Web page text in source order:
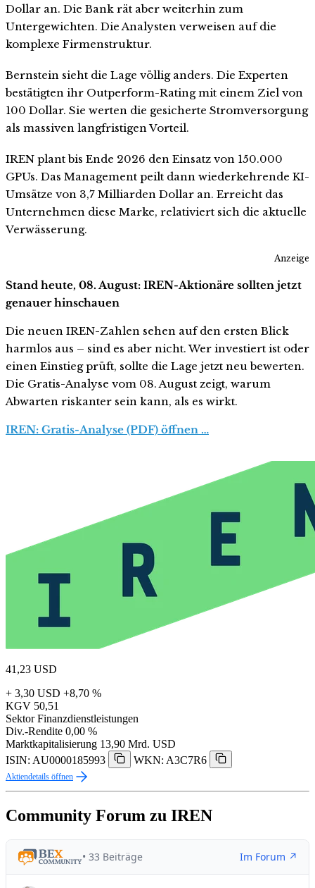
Dollar an. Die Bank rät aber weiterhin zum
Untergewichten. Die Analysten verweisen auf die
komplexe Firmenstruktur.
Bernstein sieht die Lage völlig anders. Die Experten
bestätigten ihr Outperform-Rating mit einem Ziel von
100 Dollar. Sie werten die gesicherte Stromversorgung
als massiven langfristigen Vorteil.
IREN plant bis Ende 2026 den Einsatz von 150.000
GPUs. Das Management peilt dann wiederkehrende KI-
Umsätze von 3,7 Milliarden Dollar an. Erreicht das
Unternehmen diese Marke, relativiert sich die aktuelle
Verwässerung.
Anzeige
Stand heute, 08. August: IREN-Aktionäre sollten jetzt
genauer hinschauen
Die neuen IREN-Zahlen sehen auf den ersten Blick
harmlos aus – sind es aber nicht. Wer investiert ist oder
einen Einstieg prüft, sollte die Lage jetzt neu bewerten.
Die Gratis-Analyse vom 08. August zeigt, warum
Abwarten riskanter sein kann, als es wirkt.
IREN: Gratis-Analyse (PDF) öffnen …
41,23 USD
+ 3,30 USD +8,70 %
KGV 50,51
Sektor Finanzdienstleistungen
Div.-Rendite 0,00 %
Marktkapitalisierung 13,90 Mrd. USD
ISIN: AU0000185993
WKN: A3C7R6
Aktiendetails öffnen
Community Forum zu IREN